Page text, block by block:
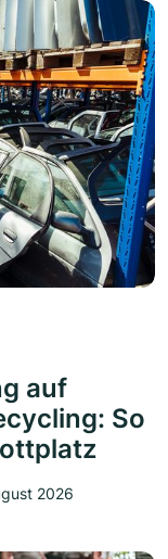
auf
So
2026